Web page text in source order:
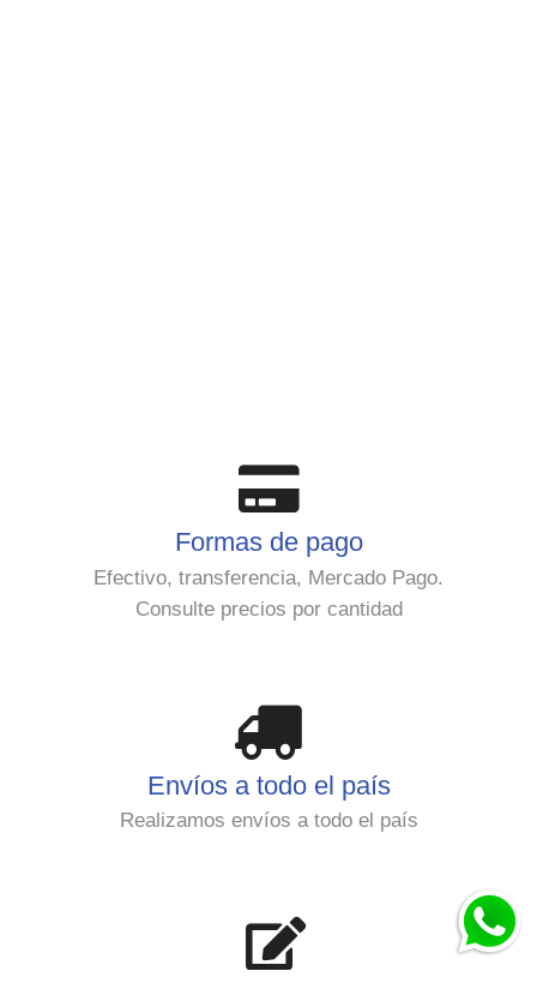
Formas de pago
Efectivo, transferencia, Mercado Pago.
Consulte precios por cantidad
Envíos a todo el país
Realizamos envíos a todo el país